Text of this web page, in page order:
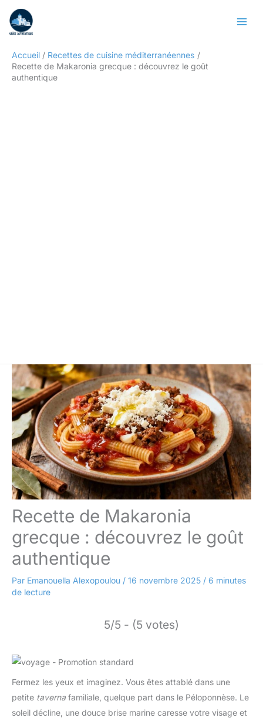
contenu
Accueil
Recettes de cuisine méditerranéennes
Recette de Makaronia grecque : découvrez le goût
authentique
Recette de Makaronia
grecque : découvrez le goût
authentique
Par Emanouella Alexopoulou / 16 novembre 2025 / 6 minutes
de lecture
5/5 - (5 votes)
Fermez les yeux et imaginez. Vous êtes attablé dans une
petite taverna familiale, quelque part dans le Péloponnèse. Le
soleil décline, une douce brise marine caresse votre visage et
Rechercher